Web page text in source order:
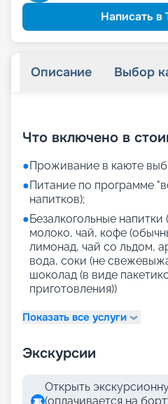
Написать в
Описание Выбор
Что включено в
●Проживание в каюте
●Питание по программе
напитков);
●Безалкогольные
молоко, чай, кофе
лимонад, чай со льдом,
вода, соки (не
шоколад (в виде
приготовления))
Показать все услуги
Экскурсии
Открыть
(оплачивается на